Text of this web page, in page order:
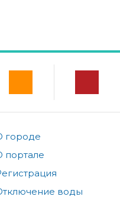
городе
портале
воды